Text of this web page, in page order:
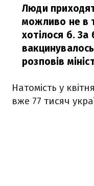
Люди
можливо не в
хотілося б. За
розповів
Натомість у
вже 77 тисяч